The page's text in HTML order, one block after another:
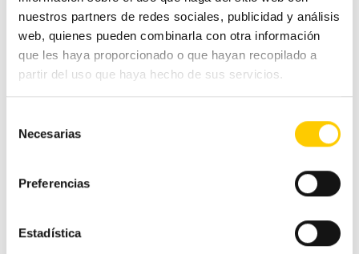
nuestros partners de redes sociales, publicidad y análisis
web, quienes pueden combinarla con otra información
que les haya proporcionado o que hayan recopilado a
partir del uso que haya hecho de sus servicios.
Necesarias
Preferencias
Estadística
Categorías
Comercio Alimentación
Ferias y congresos